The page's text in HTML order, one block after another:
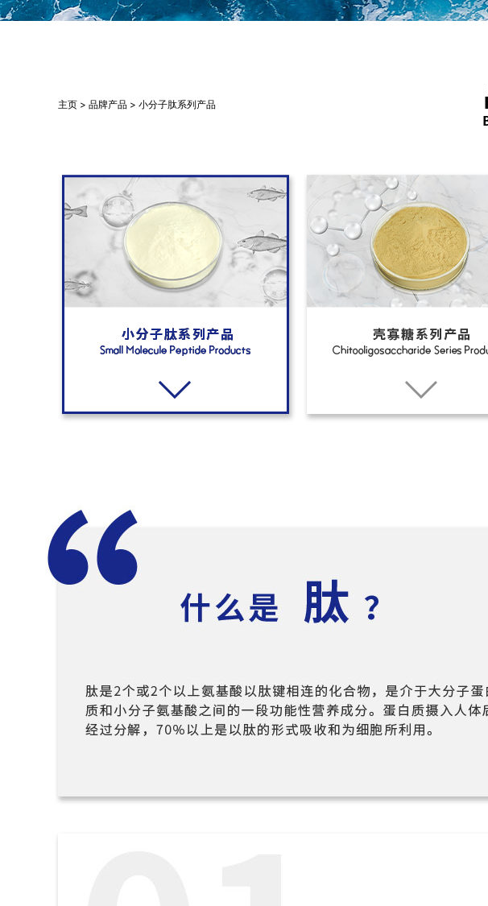
主页 > 品牌产品 > 小分子肽系列产品